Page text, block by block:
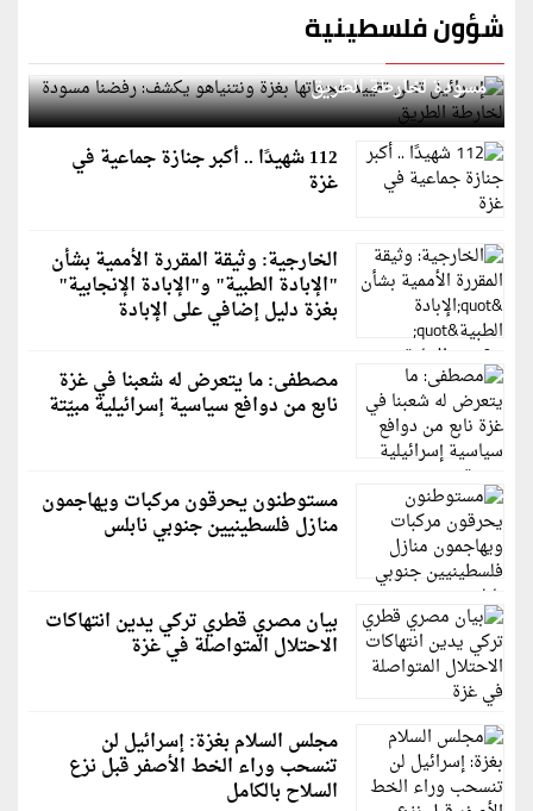
شؤون فلسطينية
إسرائيل تعلن تقييد هجماتها بغزة ونتنياهو يكشف: رفضنا
مسودة لخارطة الطريق
112 شهيدًا .. أكبر جنازة جماعية في
غزة
الخارجية: وثيقة المقررة الأممية بشأن
"الإبادة الطبية" و"الإبادة الإنجابية"
بغزة دليل إضافي على الإبادة
مصطفى: ما يتعرض له شعبنا في غزة
نابع من دوافع سياسية إسرائيلية مبيّتة
مستوطنون يحرقون مركبات ويهاجمون
منازل فلسطينيين جنوبي نابلس
بيان مصري قطري تركي يدين انتهاكات
الاحتلال المتواصلة في غزة
مجلس السلام بغزة: إسرائيل لن
تنسحب وراء الخط الأصفر قبل نزع
السلاح بالكامل